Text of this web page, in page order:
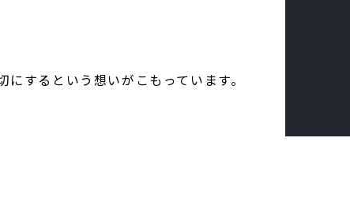
するという想いがこもっています。